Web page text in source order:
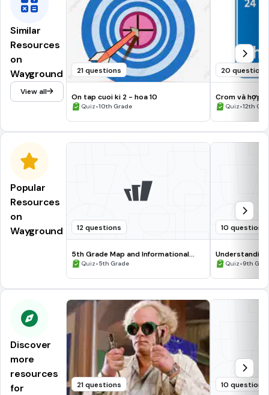
Similar
Resources
on
Wayground
View all
21 questions
On tap cuoi ki 2 - hoa 10
Quiz•10th Grade
20 questions
Crom và hợp
Quiz•12th
Popular
Resources
on
Wayground
12 questions
5th Grade Map and Informational
Processing Skills
Quiz•5th Grade
10 questions
Quiz•9th
Discover
more
resources
for
21 questions 10 questions